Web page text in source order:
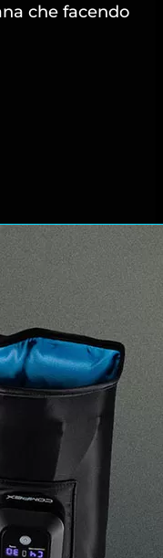
che facendo